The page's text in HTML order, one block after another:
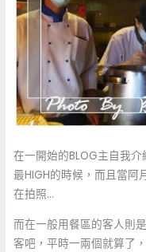
在一開始的BLOG主自我
最HIGH的時候，而且當阿
在拍照…
而在一般用餐區的客人則
客吧，平時一兩個就算了